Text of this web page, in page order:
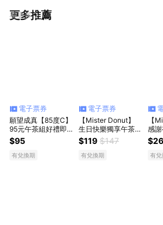
更多推薦
看更多
電子票券
願望成真【85度C】
95元午茶組好禮即
享券(35元飲品+60
元蛋糕)
$95
有兌換期
電子票券
【Mister Donut】
生日快樂獨享午茶組
好禮即享券
$119 $147
有兌換期
【
感
雙人
享券
有兌